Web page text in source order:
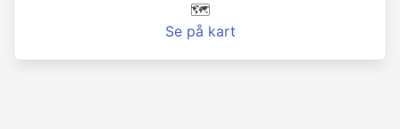
🗺️
Se på kart